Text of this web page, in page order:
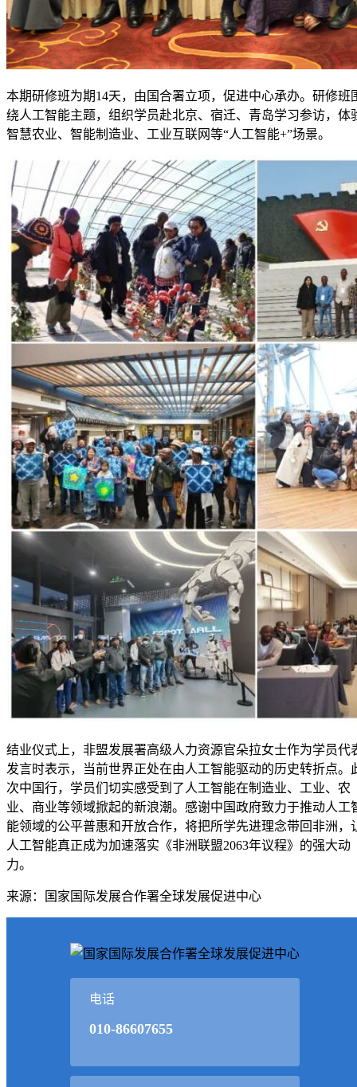
本期研修班为期14天，由国合署立项，促进中心承办。研修班
绕人工智能主题，组织学员赴北京、宿迁、青岛学习参访，体
智慧农业、智能制造业、工业互联网等“人工智能+”场景。
结业仪式上，非盟发展署高级人力资源官朵拉女士作为学员代
发言时表示，当前世界正处在由人工智能驱动的历史转折点。
次中国行，学员们切实感受到了人工智能在制造业、工业、农
业、商业等领域掀起的新浪潮。感谢中国政府致力于推动人工
能领域的公平普惠和开放合作，将把所学先进理念带回非洲，
人工智能真正成为加速落实《非洲联盟2063年议程》的强大动
力。
来源：国家国际发展合作署全球发展促进中心
电话
010-86607655